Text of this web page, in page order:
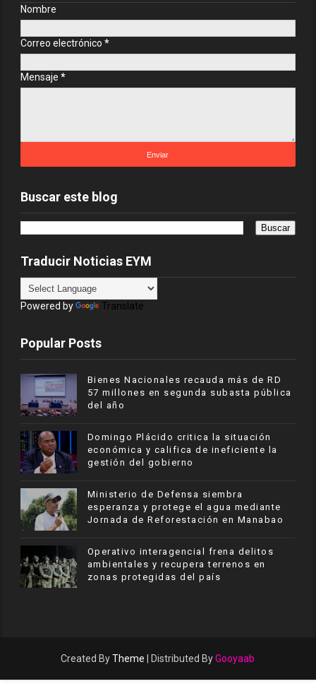
Nombre
Correo electrónico *
Mensaje *
Buscar este blog
Traducir Noticias EYM
Powered by Translate
Popular Posts
Bienes Nacionales recauda más de RD
57 millones en segunda subasta pública
del año
​Domingo Plácido critica la situación
económica y califica de ineficiente la
gestión del gobierno
Ministerio de Defensa siembra
esperanza y protege el agua mediante
Jornada de Reforestación en Manabao
Operativo interagencial frena delitos
ambientales y recupera terrenos en
zonas protegidas del país
Created ByTheme | Distributed ByGooyaab